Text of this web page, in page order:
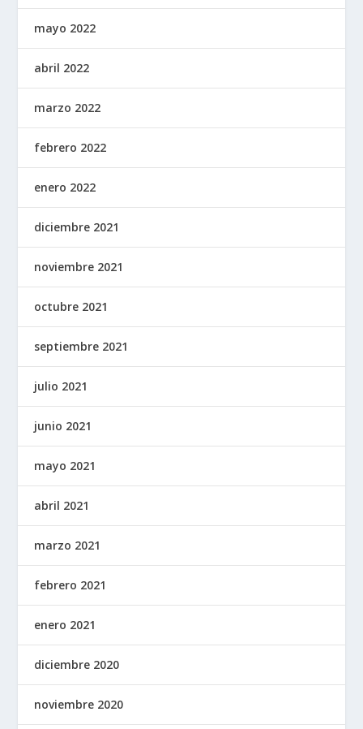
mayo 2022
abril 2022
marzo 2022
febrero 2022
enero 2022
diciembre 2021
noviembre 2021
octubre 2021
septiembre 2021
julio 2021
junio 2021
mayo 2021
abril 2021
marzo 2021
febrero 2021
enero 2021
diciembre 2020
noviembre 2020